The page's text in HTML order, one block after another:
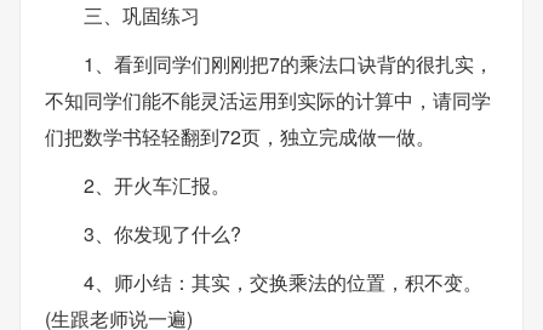
三、巩固练习
1、看到同学们刚刚把7的乘法口诀背的很扎实，
不知同学们能不能灵活运用到实际的计算中，请同学
们把数学书轻轻翻到72页，独立完成做一做。
2、开火车汇报。
3、你发现了什么?
4、师小结：其实，交换乘法的位置，积不变。
(生跟老师说一遍)